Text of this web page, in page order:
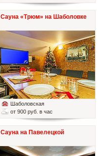
Сауна «Трюм» на Шаболовке
Шаболовская
от 900 руб. в час
Сауна на Павелецкой